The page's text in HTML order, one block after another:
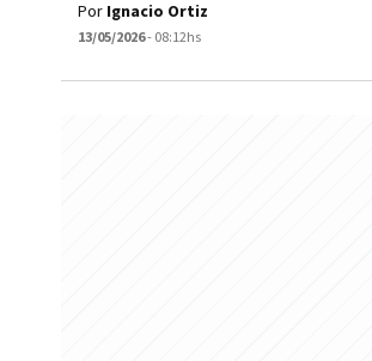
Por Ignacio Ortiz
13/05/2026- 08:12hs